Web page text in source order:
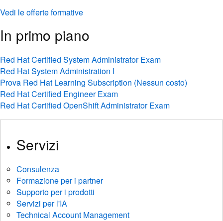
Vedi le offerte formative
In primo piano
Red Hat Certified System Administrator Exam
Red Hat System Administration I
Prova Red Hat Learning Subscription (Nessun costo)
Red Hat Certified Engineer Exam
Red Hat Certified OpenShift Administrator Exam
Servizi
Consulenza
Formazione per i partner
Supporto per i prodotti
Servizi per l'IA
Technical Account Management